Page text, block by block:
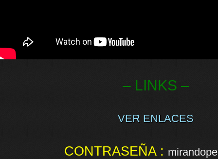
– LINKS –
VER ENLACES
CONTRASEÑA :